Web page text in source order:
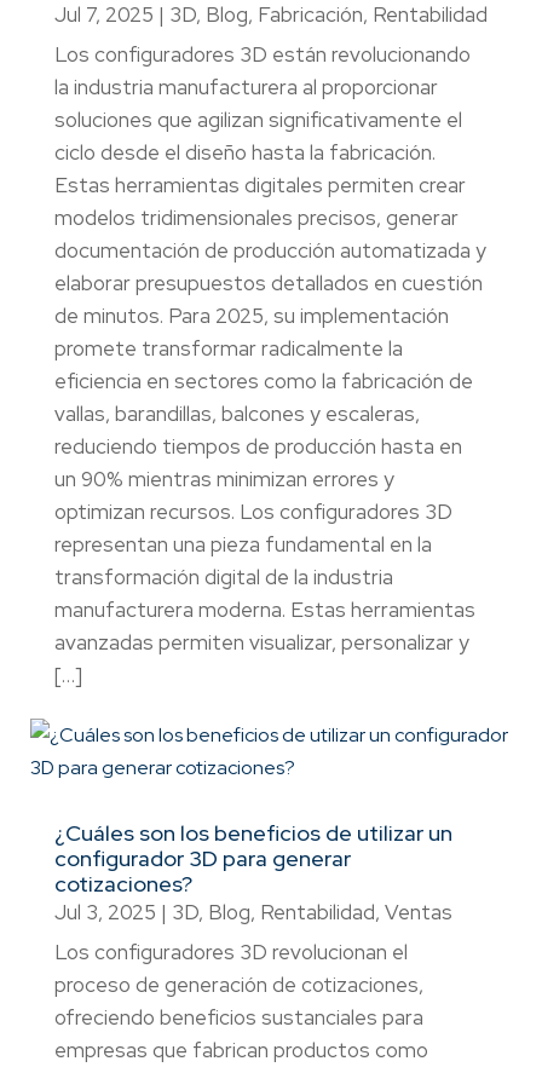
Jul 7, 2025 | 3D, Blog, Fabricación, Rentabilidad
Los configuradores 3D están revolucionando
la industria manufacturera al proporcionar
soluciones que agilizan significativamente el
ciclo desde el diseño hasta la fabricación.
Estas herramientas digitales permiten crear
modelos tridimensionales precisos, generar
documentación de producción automatizada y
elaborar presupuestos detallados en cuestión
de minutos. Para 2025, su implementación
promete transformar radicalmente la
eficiencia en sectores como la fabricación de
vallas, barandillas, balcones y escaleras,
reduciendo tiempos de producción hasta en
un 90% mientras minimizan errores y
optimizan recursos. Los configuradores 3D
representan una pieza fundamental en la
transformación digital de la industria
manufacturera moderna. Estas herramientas
avanzadas permiten visualizar, personalizar y
[…]
¿Cuáles son los beneficios de utilizar un
configurador 3D para generar
cotizaciones?
Jul 3, 2025 | 3D, Blog, Rentabilidad, Ventas
Los configuradores 3D revolucionan el
proceso de generación de cotizaciones,
ofreciendo beneficios sustanciales para
empresas que fabrican productos como